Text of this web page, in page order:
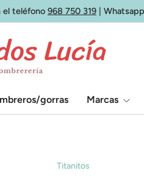
el teléfono 968 750 319 | Whatsapp
gorras Marcas
Titanitos